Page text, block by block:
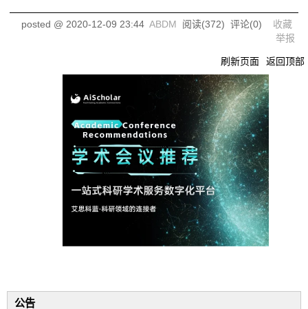
posted @ 2020-12-09 23:44 ABDM 阅读(372) 评论(0) 收藏
举报
刷新页面 返回顶部
公告